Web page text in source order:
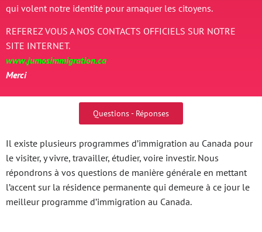
qui volent notre identité pour arnaquer les citoyens.
REFEREZ VOUS A NOS CONTACTS OFFICIELS SUR NOTRE
SITE INTERNET.
www.jumosimmigration.ca
Merci
Questions - Réponses
Il existe plusieurs programmes d’immigration au Canada pour
le visiter, y vivre, travailler, étudier, voire investir. Nous
répondrons à vos questions de manière générale en mettant
l’accent sur la résidence permanente qui demeure à ce jour le
meilleur programme d’immigration au Canada.